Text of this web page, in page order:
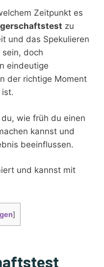
Zeitpunkt es
zu
und das Spekulieren
doch
eindeutige
der richtige Moment
ist.
wie früh du einen
kannst und
beeinflussen.
und kannst mit
]